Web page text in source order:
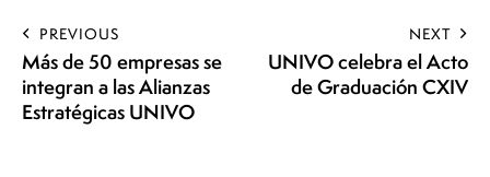
PREVIOUS
Más de 50 empresas se
integran a las Alianzas
Estratégicas UNIVO
NEXT
UNIVO celebra el Acto
de Graduación CXIV